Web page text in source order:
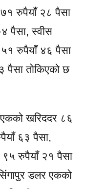
रुपैयाँ २८ पैसा
पैसा, स्वीस
रुपैयाँ ४६ पैसा
पैसा तोकिएको छ
खरिददर ८६
६३ पैसा,
रुपैयाँ २१ पैसा
डलर एकको